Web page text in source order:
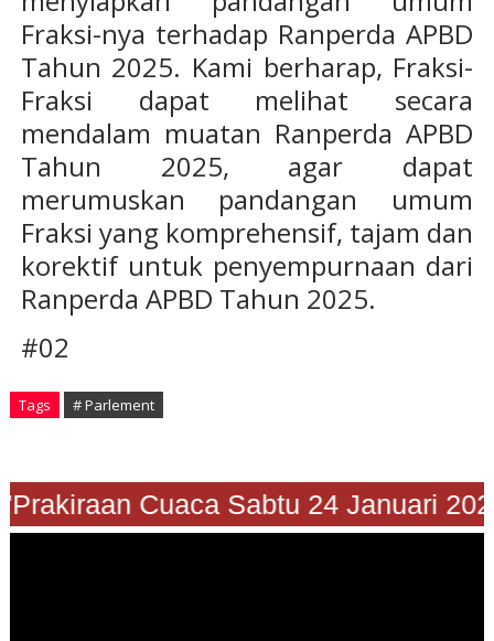
Fraksi-nya terhadap Ranperda APBD
Tahun 2025. Kami berharap, Fraksi-
Fraksi dapat melihat secara
mendalam muatan Ranperda APBD
Tahun 2025, agar dapat
merumuskan pandangan umum
Fraksi yang komprehensif, tajam dan
korektif untuk penyempurnaan dari
Ranperda APBD Tahun 2025.
#02
Tags # Parlement
Cuaca Sabtu 24 Januari